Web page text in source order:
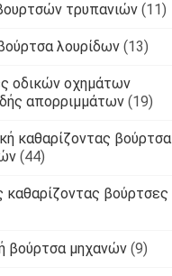
τρυπανιών (11)
λουρίδων (13)
οδικών οχημάτων
απορριμμάτων (19)
καθαρίζοντας βούρτσα
(44)
καθαρίζοντας βούρτσες
βούρτσα μηχανών (9)